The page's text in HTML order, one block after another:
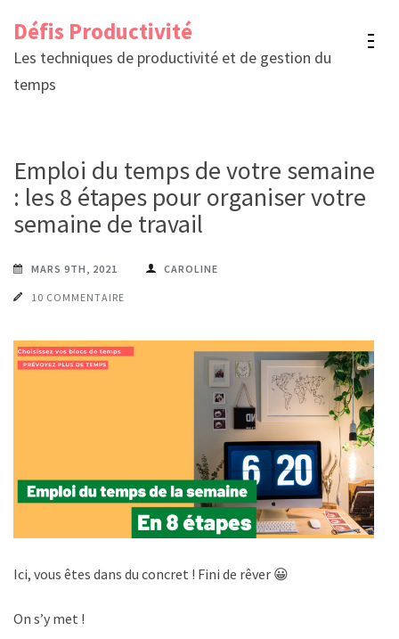
contenu
(Pressez
Défis Productivité
Les techniques de productivité et de gestion du
temps
Emploi du temps de votre semaine
: les 8 étapes pour organiser votre
semaine de travail
MARS 9TH, 2021 CAROLINE
10 COMMENTAIRE
Ici, vous êtes dans du concret ! Fini de rêver 😀
On s’y met !